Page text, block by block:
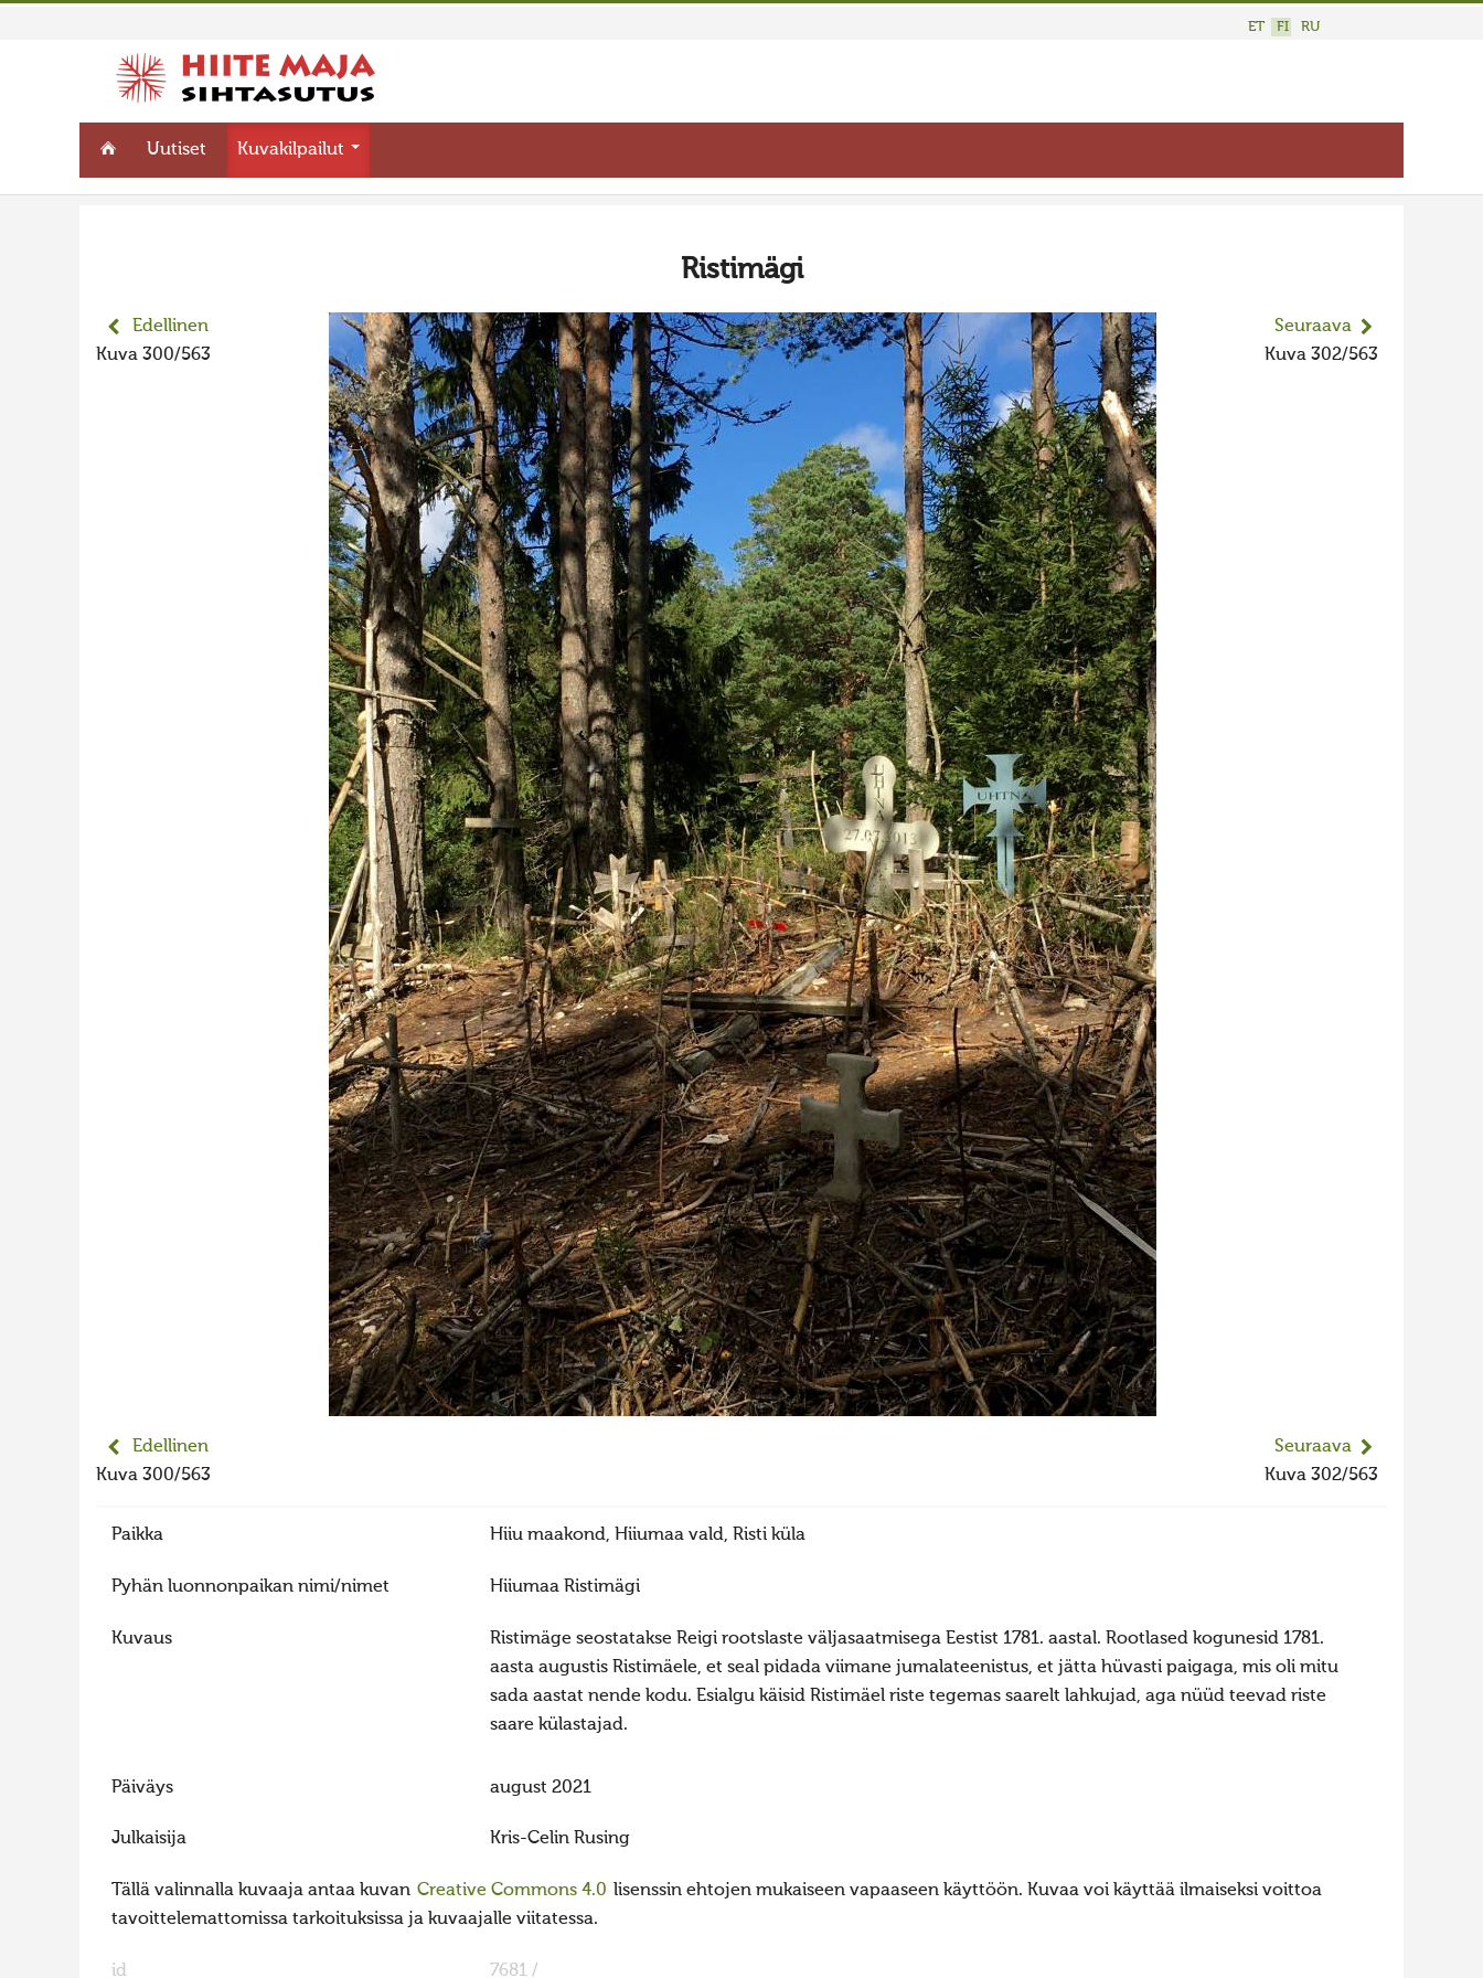
ET FI RU
Uutiset Kuvakilpailut
Ristimägi
Edellinen
Kuva 300/563
Seuraava
Kuva 302/563
Edellinen
Kuva 300/563
Seuraava
Kuva 302/563
Paikka Hiiu maakond, Hiiumaa vald, Risti küla
Pyhän luonnonpaikan nimi/nimet Hiiumaa Ristimägi
Kuvaus
Ristimäge seostatakse Reigi rootslaste väljasaatmisega Eestist 1781. aastal. Rootlased kogunesid 1781.
aasta augustis Ristimäele, et seal pidada viimane jumalateenistus, et jätta hüvasti paigaga, mis oli mitu
sada aastat nende kodu. Esialgu käisid Ristimäel riste tegemas saarelt lahkujad, aga nüüd teevad riste
saare külastajad.
Päiväys august 2021
Julkaisija Kris-Celin Rusing
Tällä valinnalla kuvaaja antaa kuvan Creative Commons 4.0 lisenssin ehtojen mukaiseen vapaaseen käyttöön. Kuvaa voi käyttää ilmaiseksi voittoa
tavoittelemattomissa tarkoituksissa ja kuvaajalle viitatessa.
id 7681 /